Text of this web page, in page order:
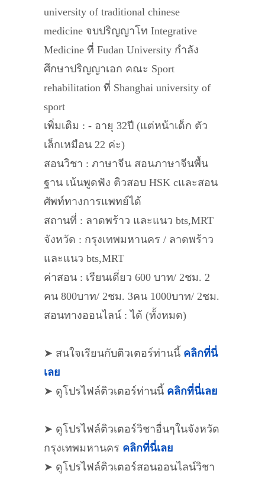
university of traditional chinese
medicine จบปริญญาโท Integrative
Medicine ที่ Fudan University กำลัง
ศึกษาปริญญาเอก คณะ Sport
rehabilitation ที่ Shanghai university of
sport
เพิ่มเติม : - อายุ 32ปี (แต่หน้าเด็ก ตัว
เล็กเหมือน 22 ค่ะ)
สอนวิชา : ภาษาจีน สอนภาษาจีนพื้น
ฐาน เน้นพูดฟัง ติวสอบ HSK cและสอน
ศัพท์ทางการแพทย์ได้
สถานที่ : ลาดพร้าว และแนว bts,MRT
จังหวัด : กรุงเทพมหานคร / ลาดพร้าว
และแนว bts,MRT
ค่าสอน : เรียนเดี่ยว 600 บาท/ 2ชม. 2
คน 800บาท/ 2ชม. 3คน 1000บาท/ 2ชม.
สอนทางออนไลน์ : ได้ (ทั้งหมด)
➤ สนใจเรียนกับติวเตอร์ท่านนี้ คลิกที่นี่
เลย
➤ ดูโปรไฟล์ติวเตอร์ท่านนี้ คลิกที่นี่เลย
➤ ดูโปรไฟล์ติวเตอร์วิชาอื่นๆในจังหวัด
กรุงเทพมหานคร คลิกที่นี่เลย
➤ ดูโปรไฟล์ติวเตอร์สอนออนไลน์วิชา